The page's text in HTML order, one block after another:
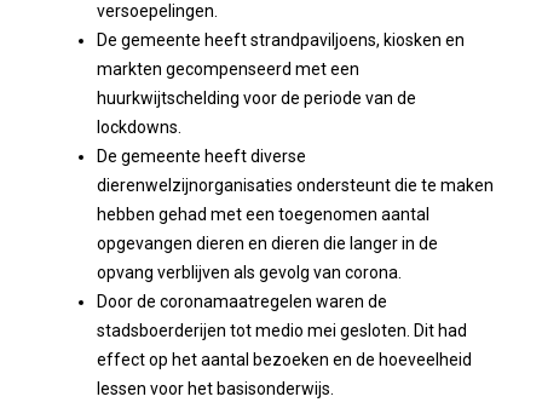
versoepelingen.
De gemeente heeft strandpaviljoens, kiosken en
markten gecompenseerd met een
huurkwijtschelding voor de periode van de
lockdowns.
De gemeente heeft diverse
dierenwelzijnorganisaties ondersteunt die te maken
hebben gehad met een toegenomen aantal
opgevangen dieren en dieren die langer in de
opvang verblijven als gevolg van corona.
Door de coronamaatregelen waren de
stadsboerderijen tot medio mei gesloten. Dit had
effect op het aantal bezoeken en de hoeveelheid
lessen voor het basisonderwijs.